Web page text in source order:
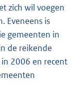
zich wil voegen
Eveneens is
gemeenten in
de reikende
2006 en recent